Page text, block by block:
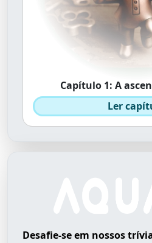
Capítulo 1: A
Ler
Desafie-se em nossos